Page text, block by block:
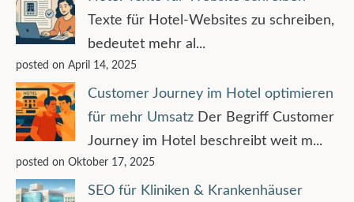
Texte für Hotel-Websites zu schreiben,
bedeutet mehr al...
posted on April 14, 2025
Customer Journey im Hotel optimieren
für mehr Umsatz Der Begriff Customer
Journey im Hotel beschreibt weit m...
posted on Oktober 17, 2025
SEO für Kliniken & Krankenhäuser